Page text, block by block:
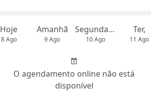
Hoje
8 Ago
Amanhã
9 Ago
Segunda-feira
10 Ago
Ter,
11 Ago
O agendamento online não está
disponível